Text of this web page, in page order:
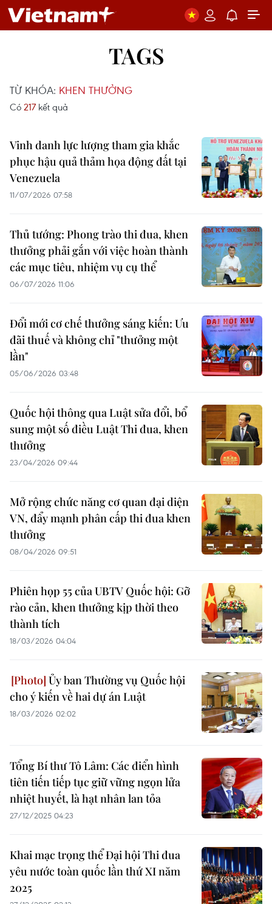
TAGS
TỪ KHÓA: KHEN THƯỞNG
Có 217 kết quả
Vinh danh lực lượng tham gia khắc
phục hậu quả thảm họa động đất tại
Venezuela
11/07/2026 07:58
Thủ tướng: Phong trào thi đua, khen
thưởng phải gắn với việc hoàn thành
các mục tiêu, nhiệm vụ cụ thể
06/07/2026 11:06
Đổi mới cơ chế thưởng sáng kiến: Ưu
đãi thuế và không chỉ "thưởng một
lần"
05/06/2026 03:48
Quốc hội thông qua Luật sửa đổi, bổ
sung một số điều Luật Thi đua, khen
thưởng
23/04/2026 09:44
Mở rộng chức năng cơ quan đại diện
VN, đẩy mạnh phân cấp thi đua khen
thưởng
08/04/2026 09:51
Phiên họp 55 của UBTV Quốc hội: Gỡ
rào cản, khen thưởng kịp thời theo
thành tích
18/03/2026 04:04
Ủy ban Thường vụ Quốc hội
cho ý kiến về hai dự án Luật
18/03/2026 02:02
Tổng Bí thư Tô Lâm: Các điển hình
tiên tiến tiếp tục giữ vững ngọn lửa
nhiệt huyết, là hạt nhân lan tỏa
27/12/2025 04:23
Khai mạc trọng thể Đại hội Thi đua
yêu nước toàn quốc lần thứ XI năm
2025